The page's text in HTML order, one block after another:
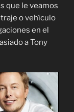
que le veamos
o vehículo
en el
a Tony